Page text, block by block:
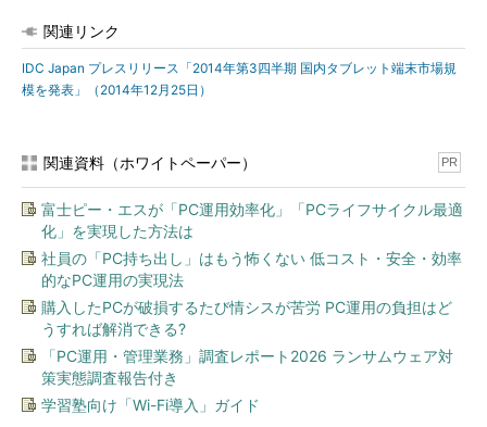
関連リンク
IDC Japan プレスリリース「2014年第3四半期 国内タブレット端末市場規
模を発表」（2014年12月25日）
関連資料（ホワイトペーパー） PR
富士ピー・エスが「PC運用効率化」「PCライフサイクル最適
化」を実現した方法は
社員の「PC持ち出し」はもう怖くない 低コスト・安全・効率
的なPC運用の実現法
購入したPCが破損するたび情シスが苦労 PC運用の負担はど
うすれば解消できる?
「PC運用・管理業務」調査レポート2026 ランサムウェア対
策実態調査報告付き
学習塾向け「Wi-Fi導入」ガイド